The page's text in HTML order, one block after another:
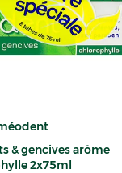
& gencives arôme
2x75ml